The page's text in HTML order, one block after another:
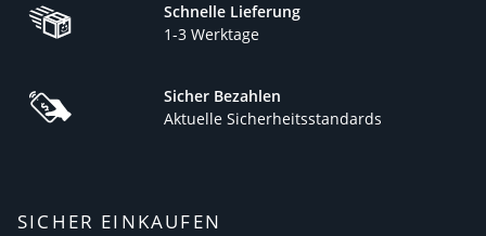
Schnelle Lieferung
1-3 Werktage
Sicher Bezahlen
Aktuelle Sicherheitsstandards
SICHER EINKAUFEN